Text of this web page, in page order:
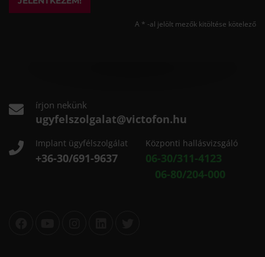
A * -al jelölt mezők kitöltése kötelező
írjon nekünk
ugyfelszolgalat@victofon.hu
Implant ügyfélszolgálat
+36-30/691-9637
Központi hallásvizsgáló
06-30/311-4123
06-80/204-000